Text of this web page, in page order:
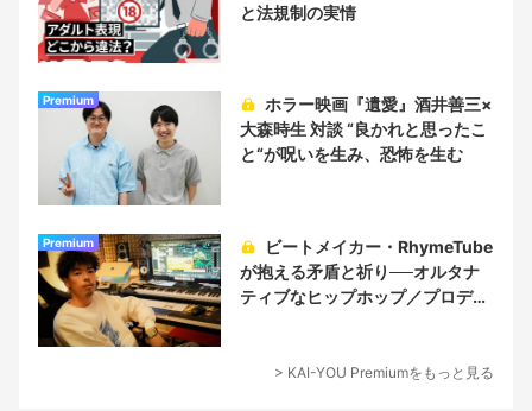
と法規制の実情
Premium
大森時生 対談 “良かれと思ったこ
と“が呪いを生み、恐怖を生む
Premium
が抱える矛盾と祈り──オルタナ
ティブなヒップホップ／プロデュ
> KAI-YOU Premiumをもっと見る